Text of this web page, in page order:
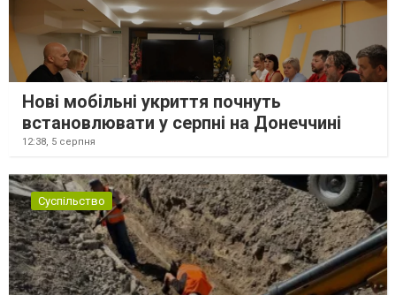
Нові мобільні укриття почнуть
встановлювати у серпні на Донеччині
12:38, 5 серпня
Суспільство